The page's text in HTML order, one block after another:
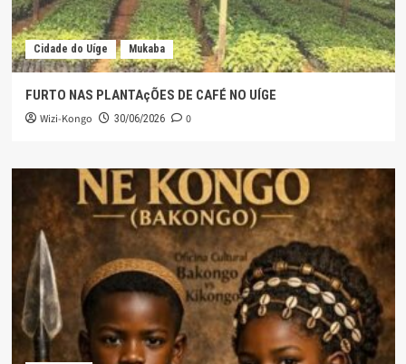
Cidade do Uíge Mukaba
FURTO NAS PLANTAçÕES DE CAFÉ NO UÍGE
Wizi-Kongo 30/06/2026 0